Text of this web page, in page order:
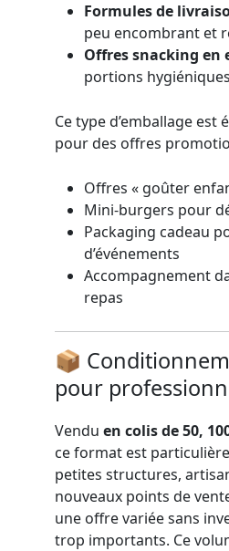
Formules de
peu encombrant et
Offres snacking en
portions
Ce type d’emballage est
pour des offres
Offres « goûter
Mini-burgers pour
Packaging cadeau
d’événements
Accompagnement
repas
📦
pour
Vendu en colis de 50,
ce format est
petites structures,
nouveaux points de
une offre variée sans
trop importants. Ce